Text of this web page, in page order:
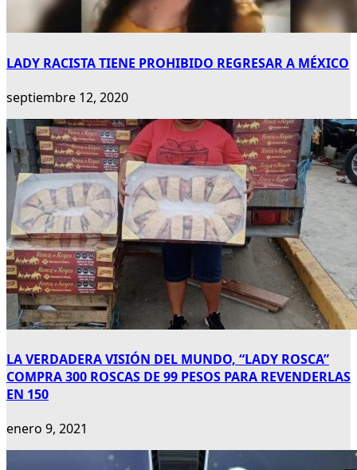
LADY RACISTA TIENE PROHIBIDO REGRESAR A MÉXICO
septiembre 12, 2020
LA VERDADERA VISIÓN DEL MUNDO, “LADY ROSCA”
COMPRA 300 ROSCAS DE 99 PESOS PARA REVENDERLAS
EN 150
enero 9, 2021